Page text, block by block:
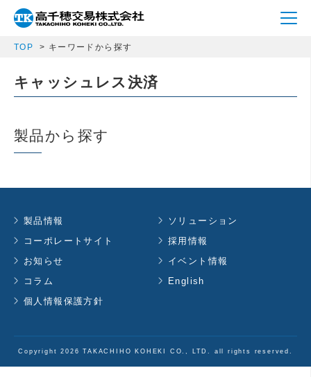
TOP キーワードから探す
キャッシュレス決済
製品から探す
製品情報
ソリューション
コーポレートサイト
採用情報
お知らせ
イベント情報
コラム
English
個人情報保護方針
Copyright2026 TAKACHIHO KOHEKI CO., LTD. all rights reserved.